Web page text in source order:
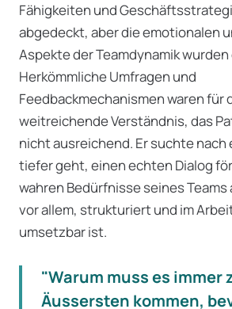
Fähigkeiten und
abgedeckt, aber die emotionalen
Aspekte der Teamdynamik
Herkömmliche Umfragen und
Feedbackmechanismen waren für
weitreichende Verständnis, das
nicht ausreichend. Er suchte nach
tiefer geht, einen echten Dialog
wahren Bedürfnisse seines
vor allem, strukturiert und im
umsetzbar ist.
"Warum muss es immer
Äussersten kommen,